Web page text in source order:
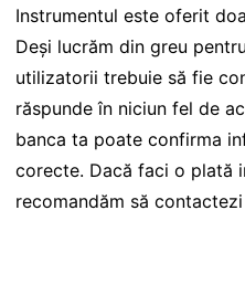
Instrumentul este oferit
Deși lucrăm din greu
utilizatorii trebuie să fie
răspunde în niciun fel de
banca ta poate confirma
corecte. Dacă faci o plată
recomandăm să